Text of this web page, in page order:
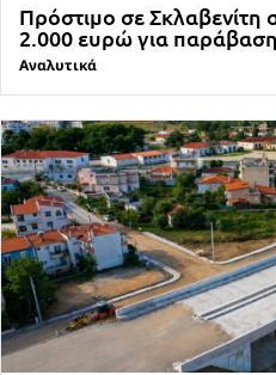
Πρόστιμο σε
2.000 ευρώ για
Αναλυτικά